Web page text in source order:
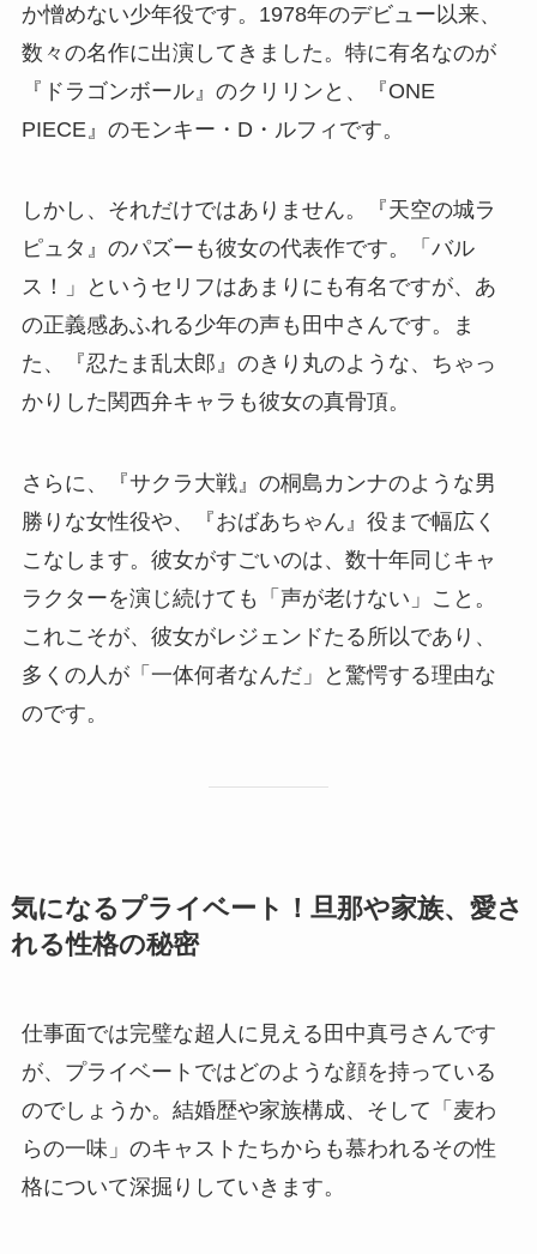
か憎めない少年役です。1978年のデビュー以来、
数々の名作に出演してきました。特に有名なのが
『ドラゴンボール』のクリリンと、『ONE
PIECE』のモンキー・D・ルフィです。
しかし、それだけではありません。『天空の城ラ
ピュタ』のパズーも彼女の代表作です。「バル
ス！」というセリフはあまりにも有名ですが、あ
の正義感あふれる少年の声も田中さんです。ま
た、『忍たま乱太郎』のきり丸のような、ちゃっ
かりした関西弁キャラも彼女の真骨頂。
さらに、『サクラ大戦』の桐島カンナのような男
勝りな女性役や、『おばあちゃん』役まで幅広く
こなします。彼女がすごいのは、数十年同じキャ
ラクターを演じ続けても「声が老けない」こと。
これこそが、彼女がレジェンドたる所以であり、
多くの人が「一体何者なんだ」と驚愕する理由な
のです。
気になるプライベート！旦那や家族、愛さ
れる性格の秘密
仕事面では完璧な超人に見える田中真弓さんです
が、プライベートではどのような顔を持っている
のでしょうか。結婚歴や家族構成、そして「麦わ
らの一味」のキャストたちからも慕われるその性
格について深掘りしていきます。